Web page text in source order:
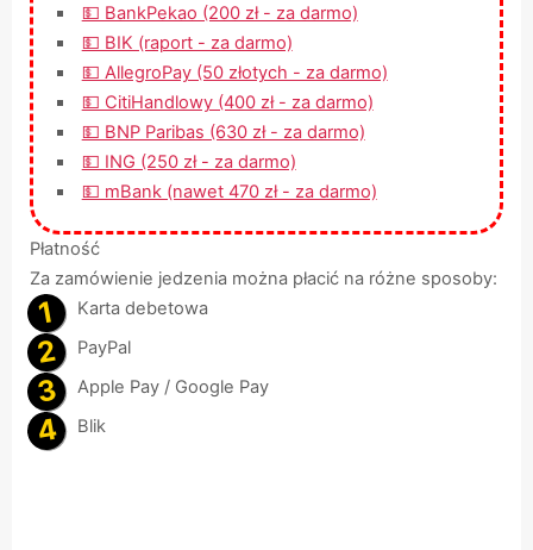
💵 BankPekao (200 zł - za darmo)
💵 BIK (raport - za darmo)
💵 AllegroPay (50 złotych - za darmo)
💵 CitiHandlowy (400 zł - za darmo)
💵 BNP Paribas (630 zł - za darmo)
💵 ING (250 zł - za darmo)
💵 mBank (nawet 470 zł - za darmo)
Płatność
Za zamówienie jedzenia można płacić na różne sposoby:
Karta debetowa
PayPal
Apple Pay / Google Pay
Blik